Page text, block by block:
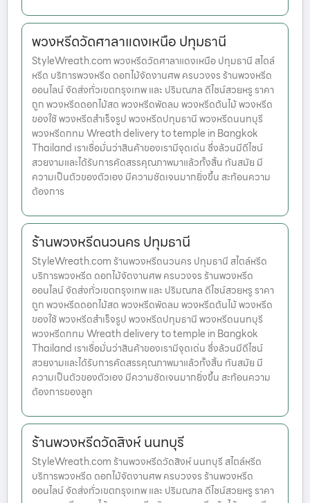
พวงหรีดวัดศาลาแดงเหนือ ปทุมธานี
StyleWreath.com พวงหรีดวัดศาลาแดงเหนือ ปทุมธานี สไตล์
หรีด บริการพวงหรีด ดอกไม้จัดงานศพ ครบวงจร ร้านพวงหรีด
ออนไลน์ จัดส่งทั่วเขตกรุงเทพ และ ปริมณฑล ดีไซน์สวยหรู ราคา
ถูก พวงหรีดดอกไม้สด พวงหรีดพัดลม พวงหรีดต้นไม้ พวงหรีด
ของใช้ พวงหรีดสำเร็จรูป พวงหรีดปทุมธานี พวงหรีดนนทบุรี
พวงหรีดกทม Wreath delivery to temple in Bangkok
Thailand เราเชื่อมั่นว่าสินค้าของเรามีจุดเด่น ซึ่งล้วนมีดีไซน์
สวยงามและได้รับการคัดสรรคุณภาพมาแล้วทั้งสิ้น ทันสมัย มี
ความเป็นตัวของตัวเอง มีความชัดเจนมากยิ่งขึ้น สะท้อนความ
ต้องการ
ร้านพวงหรีดนวนคร ปทุมธานี
StyleWreath.com ร้านพวงหรีดนวนคร ปทุมธานี สไตล์หรีด
บริการพวงหรีด ดอกไม้จัดงานศพ ครบวงจร ร้านพวงหรีด
ออนไลน์ จัดส่งทั่วเขตกรุงเทพ และ ปริมณฑล ดีไซน์สวยหรู ราคา
ถูก พวงหรีดดอกไม้สด พวงหรีดพัดลม พวงหรีดต้นไม้ พวงหรีด
ของใช้ พวงหรีดสำเร็จรูป พวงหรีดปทุมธานี พวงหรีดนนทบุรี
พวงหรีดกทม Wreath delivery to temple in Bangkok
Thailand เราเชื่อมั่นว่าสินค้าของเรามีจุดเด่น ซึ่งล้วนมีดีไซน์
สวยงามและได้รับการคัดสรรคุณภาพมาแล้วทั้งสิ้น ทันสมัย มี
ความเป็นตัวของตัวเอง มีความชัดเจนมากยิ่งขึ้น สะท้อนความ
ต้องการของลูก
ร้านพวงหรีดวัดสิงห์ นนทบุรี
StyleWreath.com ร้านพวงหรีดวัดสิงห์ นนทบุรี สไตล์หรีด
บริการพวงหรีด ดอกไม้จัดงานศพ ครบวงจร ร้านพวงหรีด
ออนไลน์ จัดส่งทั่วเขตกรุงเทพ และ ปริมณฑล ดีไซน์สวยหรู ราคา